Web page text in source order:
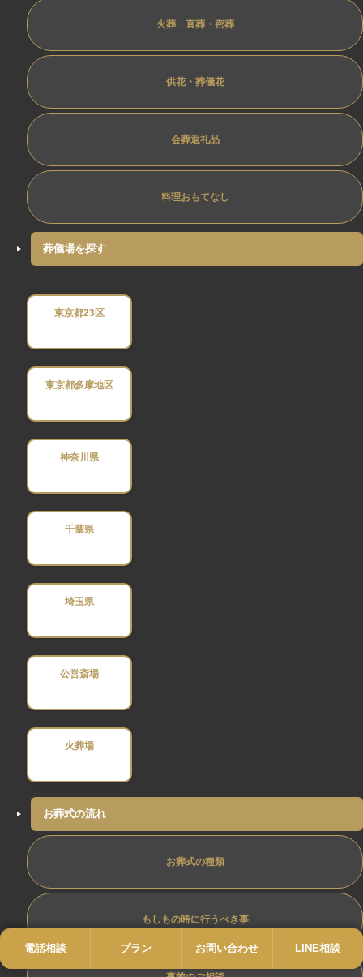
火葬・直葬・密葬
供花・葬儀花
会葬返礼品
料理おもてなし
葬儀場を探す
東京都23区
東京都多摩地区
神奈川県
千葉県
埼玉県
公営斎場
火葬場
お葬式の流れ
お葬式の種類
もしもの時に行うべき事
電話 プラン お問い合わせ LINE
電話相談 プラン お問い合わせ LINE相談